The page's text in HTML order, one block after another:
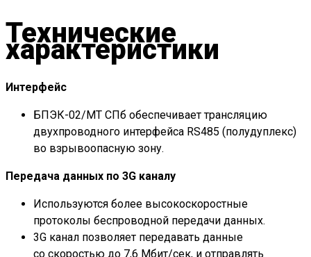
Технические
характеристики
Интерфейс
БПЭК-02/МТ СПб обеспечивает трансляцию
двухпроводного интерфейса RS485 (полудуплекс)
во взрывоопасную зону.
Передача данных по 3G каналу
Используются более высокоскоростные
протоколы беспроводной передачи данных.
3G канал позволяет передавать данные
со скоростью до 7,6 Мбит/сек, и отправлять